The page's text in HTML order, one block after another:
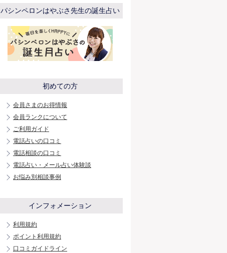
パシンペロンはやぶさ先生の誕生占い
初めての方
会員さまのお得情報
会員ランクについて
ご利用ガイド
電話占いの口コミ
電話相談の口コミ
電話占い・メール占い体験談
お悩み別相談事例
インフォメーション
利用規約
ポイント利用規約
口コミガイドライン